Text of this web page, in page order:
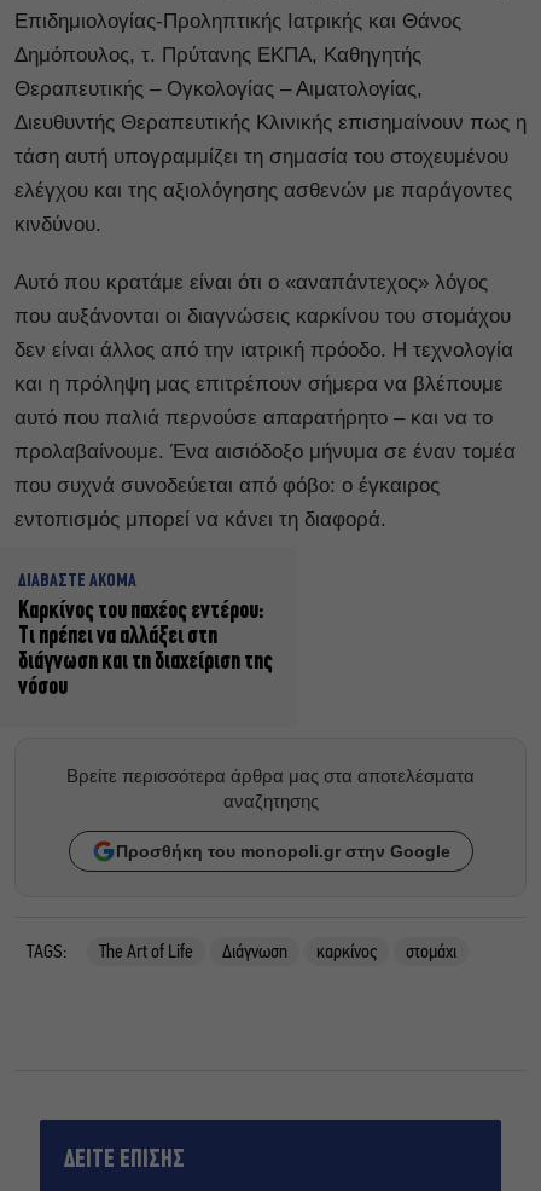
Επιδημιολογίας-Προληπτικής Ιατρικής και Θάνος
Δημόπουλος, τ. Πρύτανης ΕΚΠΑ, Καθηγητής
Θεραπευτικής – Ογκολογίας – Αιματολογίας,
Διευθυντής Θεραπευτικής Κλινικής επισημαίνουν πως η
τάση αυτή υπογραμμίζει τη σημασία του στοχευμένου
ελέγχου και της αξιολόγησης ασθενών με παράγοντες
κινδύνου.
Αυτό που κρατάμε είναι ότι ο «αναπάντεχος» λόγος
που αυξάνονται οι διαγνώσεις καρκίνου του στομάχου
δεν είναι άλλος από την ιατρική πρόοδο. Η τεχνολογία
και η πρόληψη μας επιτρέπουν σήμερα να βλέπουμε
αυτό που παλιά περνούσε απαρατήρητο – και να το
προλαβαίνουμε. Ένα αισιόδοξο μήνυμα σε έναν τομέα
που συχνά συνοδεύεται από φόβο: ο έγκαιρος
εντοπισμός μπορεί να κάνει τη διαφορά.
ΔΙΑΒΑΣΤΕ ΑΚΟΜΑ
Καρκίνος του παχέος εντέρου:
Τι πρέπει να αλλάξει στη
διάγνωση και τη διαχείριση της
νόσου
Βρείτε περισσότερα άρθρα μας στα αποτελέσματα
αναζητησης
Προσθήκη του monopoli.gr στην Google
TAGS: The Art of Life Διάγνωση καρκίνος στομάχι
ΔΕΙΤΕ ΕΠΙΣΗΣ